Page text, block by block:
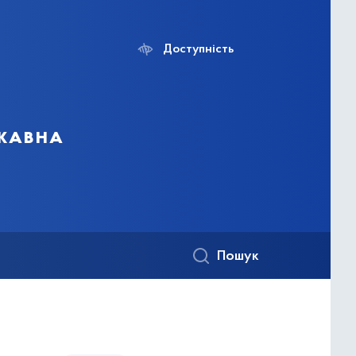
Доступність
Пошук